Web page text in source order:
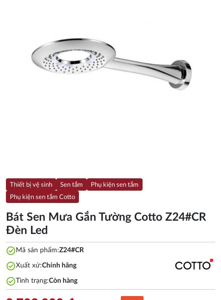
Thiết bị vệ sinh Sen tắm
Phụ kiện sen tắm
Phụ kiện sen tắm Cotto
Bát Sen Mưa Gắn Tường Cotto Z24#CR
Đèn Led
check_circle Mã sản phẩm:Z24#CR
check_circleXuất xứ:Chính hãng
check_circleTình trạng:Còn hàng